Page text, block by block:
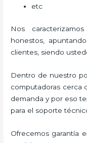
etc
Nos
honestos,
clientes, siendo
Dentro de nuestro
computadoras cerca
demanda y por eso
para el soporte
Ofrecemos garantía